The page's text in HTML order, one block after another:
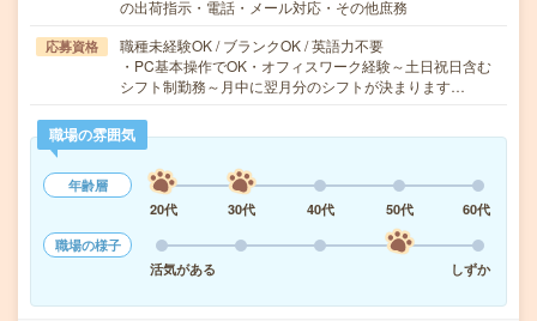
の出荷指示・電話・メール対応・その他庶務
応募資格
職種未経験OK / ブランクOK / 英語力不要
・PC基本操作でOK・オフィスワーク経験～土日祝日含む
シフト制勤務～月中に翌月分のシフトが決まります…
職場の雰囲気
年齢層
20代
30代 40代 50代
60代
職場の様子
活気がある
しずか